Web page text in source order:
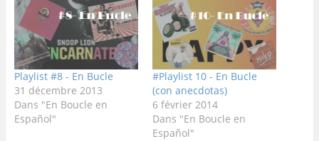
Playlist #8 - En Bucle
31 décembre 2013
Dans "En Boucle en
Español"
#Playlist 10 - En Bucle
(con anecdotas)
6 février 2014
Dans "En Boucle en
Español"